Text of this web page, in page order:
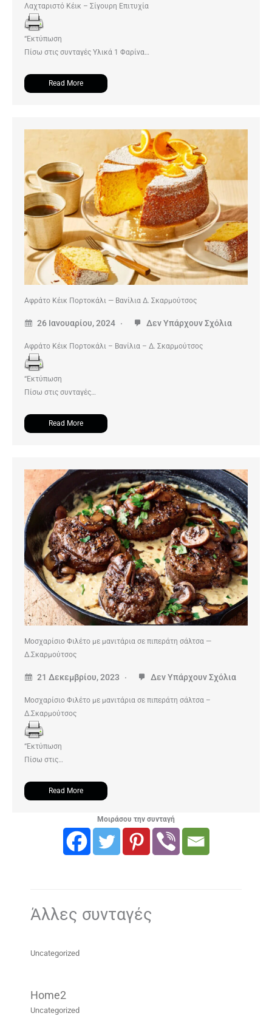
Λαχταριστό Κέικ – Σίγουρη Επιτυχία
“Εκτύπωση
Πίσω στις συνταγές Υλικά 1 Φαρίνα…
Read More
Αφράτο Κέικ Πορτοκάλι — Βανίλια Δ. Σκαρμούτσος
26 Ιανουαρίου, 2024 Δεν Υπάρχουν Σχόλια
Αφράτο Κέικ Πορτοκάλι – Βανίλια – Δ. Σκαρμούτσος
“Εκτύπωση
Πίσω στις συνταγές…
Read More
Μοσχαρίσιο Φιλέτο με μανιτάρια σε πιπεράτη σάλτσα —
Δ.Σκαρμούτσος
21 Δεκεμβρίου, 2023 Δεν Υπάρχουν Σχόλια
Μοσχαρίσιο Φιλέτο με μανιτάρια σε πιπεράτη σάλτσα –
Δ.Σκαρμούτσος
“Εκτύπωση
Πίσω στις…
Read More
Μοιράσου την συνταγή
Άλλες συνταγές
Uncategorized
Home2
Uncategorized